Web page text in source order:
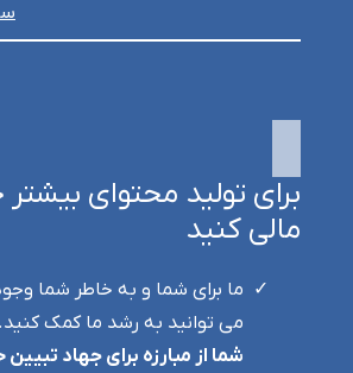
برای تولید محتوای
مالی کنید
ما برای شما و به خاطر شما
می توانید به رشد ما کمک
شما از مبارزه برای جهاد